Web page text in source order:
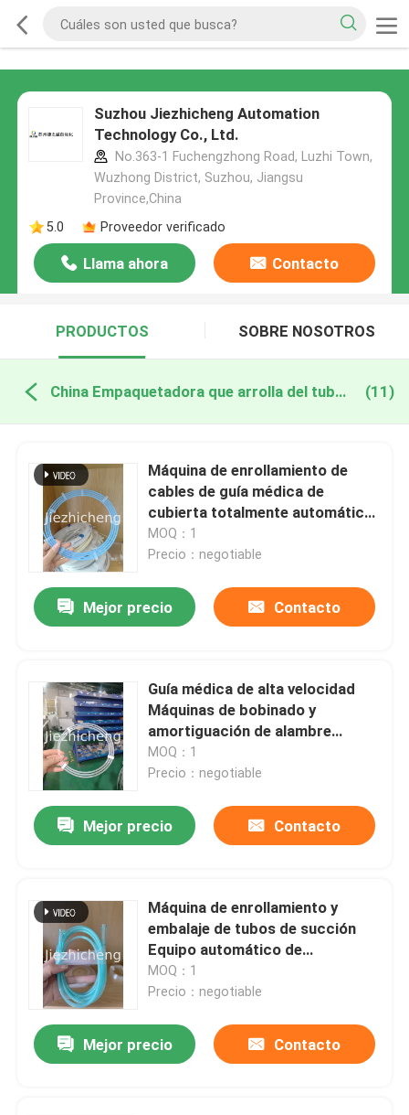
Suzhou Jiezhicheng Automation
Technology Co., Ltd.
No.363-1 Fuchengzhong Road, Luzhi Town,
Wuzhong District, Suzhou, Jiangsu
Province,China
5.0
Proveedor verificado
Llama ahora Contacto
PRODUCTOS SOBRE NOSOTROS
China Empaquetadora que arrolla del tubo médico (11)
Máquina de enrollamiento de
cables de guía médica de
cubierta totalmente automática
Enrollamiento y embalaje de
cables médicos Equipo de
automatizado Máquina DSHT001
MOQ：1
Precio：negotiable
Mejor precio Contacto
Guía médica de alta velocidad
Máquinas de bobinado y
amortiguación de alambre
Equipo automático de cuerda de
tubos médicos 3-4 segundos
MOQ：1
Precio：negotiable
Mejor precio Contacto
Máquina de enrollamiento y
embalaje de tubos de succión
Equipo automático de
enrollamiento y unión para tubos
médicos SCT001
MOQ：1
Precio：negotiable
Mejor precio Contacto